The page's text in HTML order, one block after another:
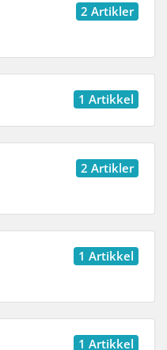
2 Artikler
1 Artikkel
2 Artikler
1 Artikkel
1 Artikkel